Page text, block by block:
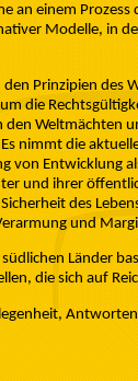
an einem
Modelle, in
Prinzipien des
die
Weltmächten
nimmt die
von Entwicklung
und ihrer
des
und
Länder
die sich auf